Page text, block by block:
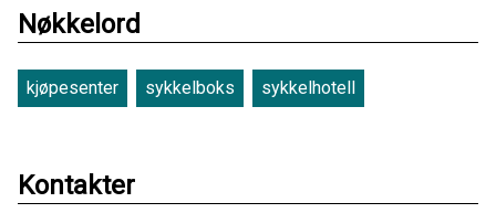
Nøkkelord
kjøpesenter sykkelboks sykkelhotell
Kontakter